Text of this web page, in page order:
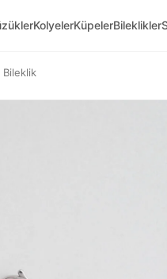
KolyelerKüpelerBileklikler